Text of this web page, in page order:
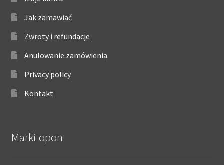
Jak zamawiać
Zwroty i refundacje
Anulowanie zamówienia
Privacy policy
Kontakt
Marki opon